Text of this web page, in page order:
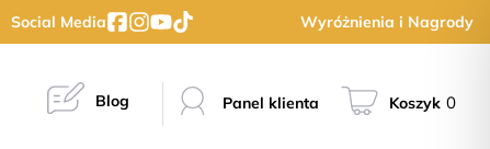
Social Media Wyróżnienia i Nagrody
Blog Panel klienta Koszyk 0